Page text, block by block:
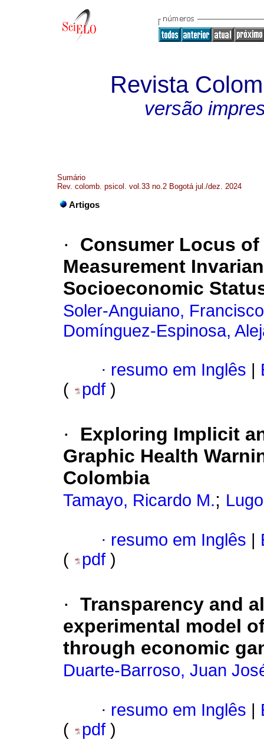
Revista
versão
Sumário
Rev. colomb. psicol. vol.33 no.2 Bogotá jul./dez. 2024
Artigos
·
Consumer Locus
Measurement
Socioeconomic
Soler-Anguiano,
Domínguez-Espinosa,
· resumo em Inglês
(
pdf )
·
Exploring Implicit
Graphic Health
Colombia
Tamayo, Ricardo M.;
· resumo em Inglês
(
pdf )
· Transparency and
experimental model
through economic
Duarte-Barroso, Juan
· resumo em Inglês
(
pdf )